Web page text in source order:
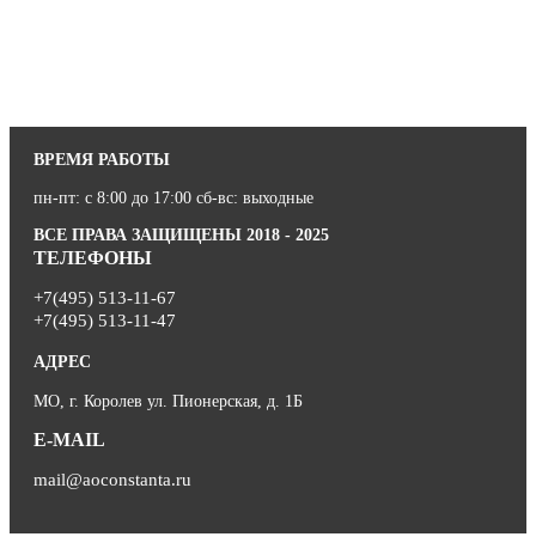
ВРЕМЯ РАБОТЫ
пн-пт: с 8:00 до 17:00 сб-вс: выходные
ВСЕ ПРАВА ЗАЩИЩЕНЫ 2018 - 2025
ТЕЛЕФОНЫ
+7(495) 513-11-67
+7(495) 513-11-47
АДРЕС
МО, г. Королев ул. Пионерская, д. 1Б
E-MAIL
mail@aoconstanta.ru